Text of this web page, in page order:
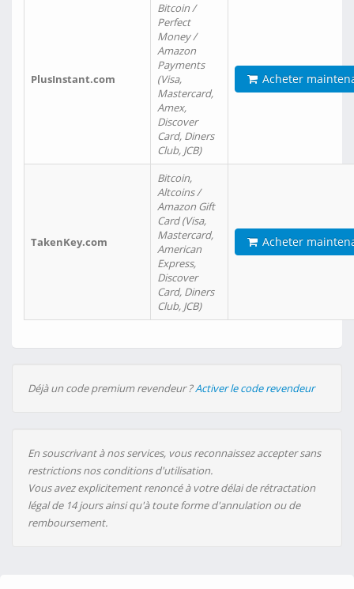
PlusInstant.com
Bitcoin /
Perfect
Money /
Amazon
Payments
(Visa,
Mastercard,
Amex,
Discover
Card, Diners
Club, JCB)
Acheter
TakenKey.com
Bitcoin,
Altcoins /
Amazon Gift
Card (Visa,
Mastercard,
American
Express,
Discover
Card, Diners
Club, JCB)
Acheter
Déjà un code premium revendeur ?Activer le code revendeur
En souscrivant à nos services, vous reconnaissez accepter sans
restrictions nos conditions d'utilisation.
Vous avez explicitement renoncé à votre délai de rétractation
légal de 14 jours ainsi qu'à toute forme d'annulation ou de
remboursement.